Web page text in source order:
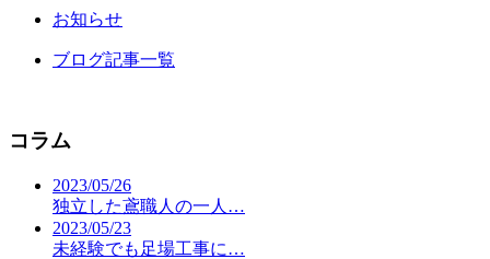
お知らせ
ブログ記事一覧
コラム
2023/05/26
独立した鳶職人の一人…
2023/05/23
未経験でも足場工事に…